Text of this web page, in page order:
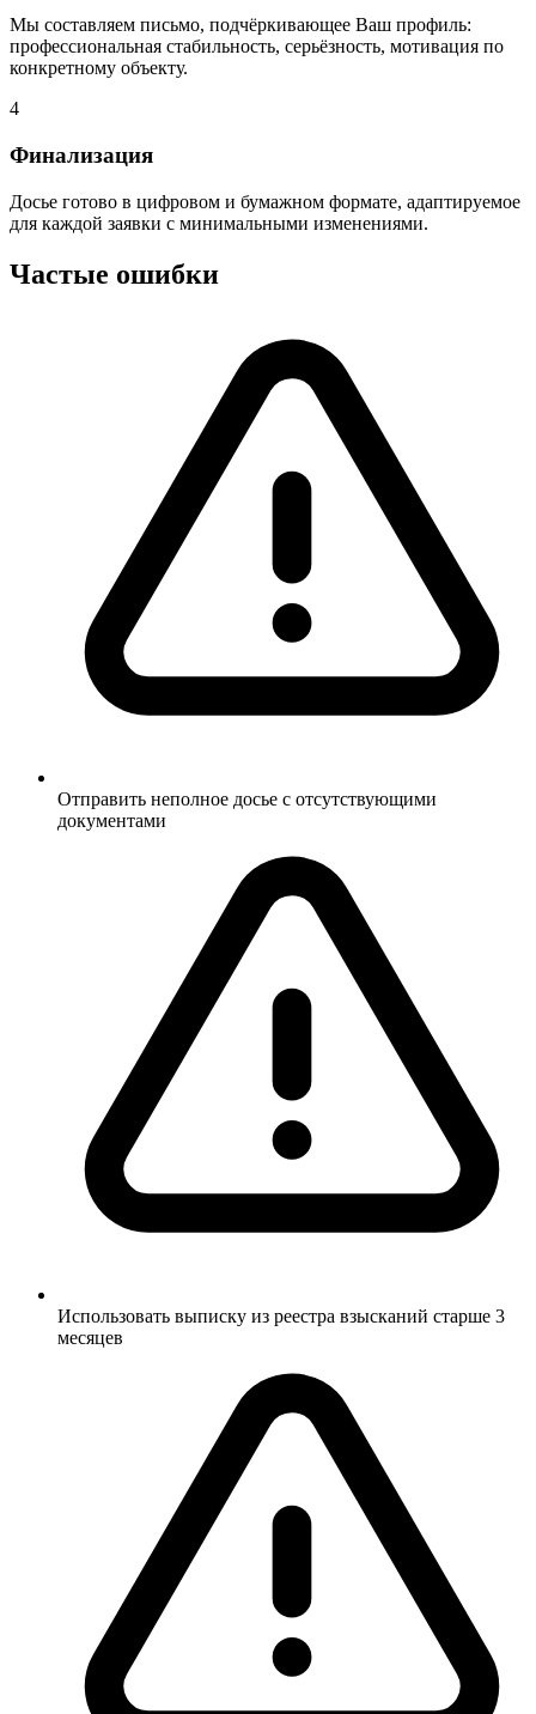
Мы составляем письмо, подчёркивающее Ваш профиль:
профессиональная стабильность, серьёзность, мотивация по
конкретному объекту.
4
Финализация
Досье готово в цифровом и бумажном формате, адаптируемое
для каждой заявки с минимальными изменениями.
Частые ошибки
Отправить неполное досье с отсутствующими
документами
Использовать выписку из реестра взысканий старше 3
месяцев